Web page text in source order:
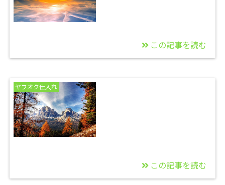
目
この記事を読む
ヤフオク仕入れ
この記事を読む